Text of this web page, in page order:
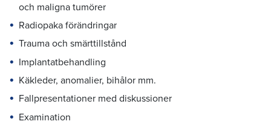
och maligna tumörer
Radiopaka förändringar
Trauma och smärttillstånd
Implantatbehandling
Käkleder, anomalier, bihålor mm.
Fallpresentationer med diskussioner
Examination